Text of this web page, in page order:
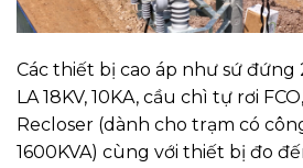
Các thiết bị cao áp như sứ đứng
LA 18KV, 10KA, cầu chì tự rơi
Recloser (dành cho trạm có
1600KVA) cùng với thiết bị đo